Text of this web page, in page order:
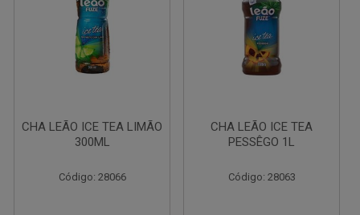
CHA LEÃO ICE TEA LIMÃO
300ML
Código: 28066
CHA LEÃO ICE TEA
PESSÊGO 1L
Código: 28063